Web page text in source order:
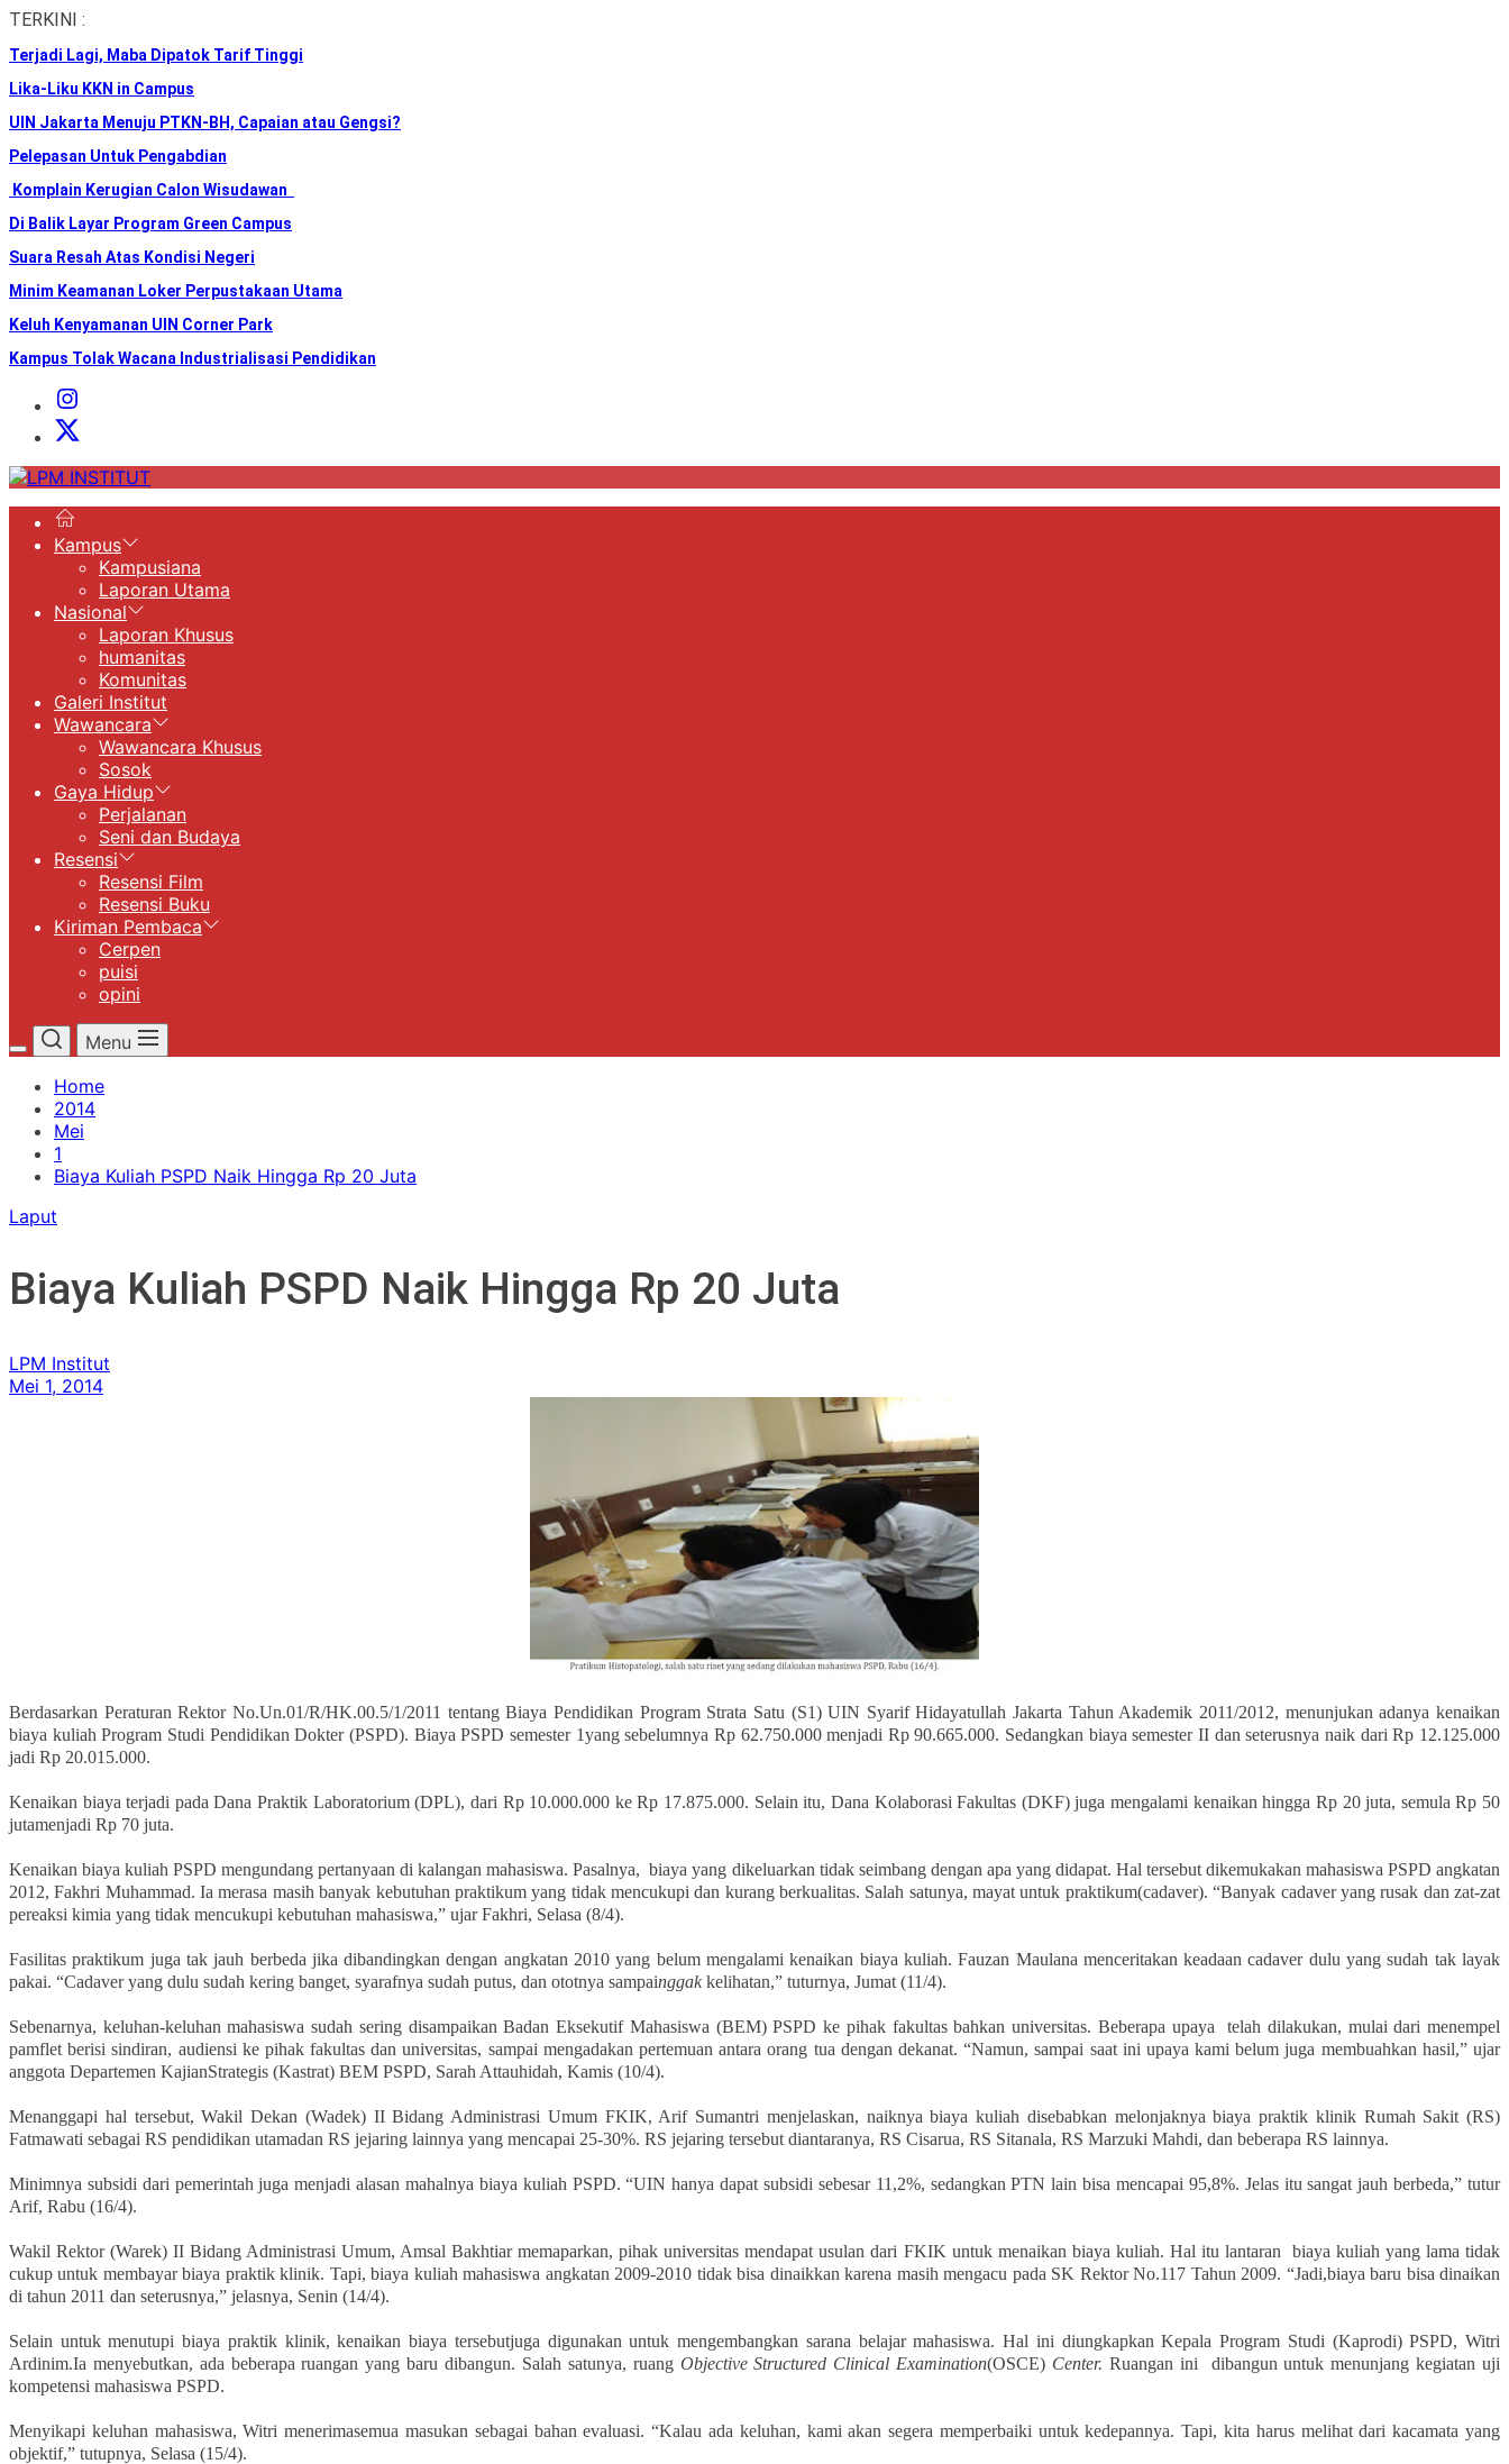
Skip
the
content
TERKINI :
Terjadi Lagi, Maba Dipatok Tarif Tinggi
Lika-Liku KKN in Campus
UIN Jakarta Menuju PTKN-BH, Capaian atau Gengsi?
Pelepasan Untuk Pengabdian
Komplain Kerugian Calon Wisudawan
Di Balik Layar Program Green Campus
Suara Resah Atas Kondisi Negeri
Minim Keamanan Loker Perpustakaan Utama
Keluh Kenyamanan UIN Corner Park
Kampus Tolak Wacana Industrialisasi Pendidikan
Instagram
Institut
X
LPM
Kampus
Kampusiana
Laporan Utama
Nasional
Laporan Khusus
humanitas
Komunitas
Galeri Institut
Wawancara
Wawancara Khusus
Sosok
Gaya Hidup
Perjalanan
Seni dan Budaya
Resensi
Resensi Film
Resensi Buku
Kiriman Pembaca
Cerpen
puisi
opini
Menu
Home
2014
Mei
1
Biaya Kuliah PSPD Naik Hingga Rp 20 Juta
Laput
Biaya Kuliah PSPD Naik Hingga Rp 20 Juta
LPM Institut
Mei 1, 2014
Berdasarkan Peraturan Rektor No.Un.01/R/HK.00.5/1/2011 tentang Biaya Pendidikan Program Strata Satu (S1) UIN Syarif Hidayatullah Jakarta Tahun Akademik 2011/2012, menunjukan adanya kenaikan
biaya kuliah Program Studi Pendidikan Dokter (PSPD). Biaya PSPD semester 1yang sebelumnya Rp 62.750.000 menjadi Rp 90.665.000. Sedangkan biaya semester II dan seterusnya naik dari Rp 12.125.000
jadi Rp 20.015.000.
Kenaikan biaya terjadi pada Dana Praktik Laboratorium (DPL), dari Rp 10.000.000 ke Rp 17.875.000. Selain itu, Dana Kolaborasi Fakultas (DKF) juga mengalami kenaikan hingga Rp 20 juta, semula Rp 50
jutamenjadi Rp 70 juta.
Kenaikan biaya kuliah PSPD mengundang pertanyaan di kalangan mahasiswa. Pasalnya, biaya yang dikeluarkan tidak seimbang dengan apa yang didapat. Hal tersebut dikemukakan mahasiswa PSPD angkatan
2012, Fakhri Muhammad. Ia merasa masih banyak kebutuhan praktikum yang tidak mencukupi dan kurang berkualitas. Salah satunya, mayat untuk praktikum(cadaver). “Banyak cadaver yang rusak dan zat-zat
pereaksi kimia yang tidak mencukupi kebutuhan mahasiswa,” ujar Fakhri, Selasa (8/4).
Fasilitas praktikum juga tak jauh berbeda jika dibandingkan dengan angkatan 2010 yang belum mengalami kenaikan biaya kuliah. Fauzan Maulana menceritakan keadaan cadaver dulu yang sudah tak layak
pakai. “Cadaver yang dulu sudah kering banget, syarafnya sudah putus, dan ototnya sampainggak kelihatan,” tuturnya, Jumat (11/4).
Sebenarnya, keluhan-keluhan mahasiswa sudah sering disampaikan Badan Eksekutif Mahasiswa (BEM) PSPD ke pihak fakultas bahkan universitas. Beberapa upaya telah dilakukan, mulai dari menempel
pamflet berisi sindiran, audiensi ke pihak fakultas dan universitas, sampai mengadakan pertemuan antara orang tua dengan dekanat. “Namun, sampai saat ini upaya kami belum juga membuahkan hasil,” ujar
anggota Departemen KajianStrategis (Kastrat) BEM PSPD, Sarah Attauhidah, Kamis (10/4).
Menanggapi hal tersebut, Wakil Dekan (Wadek) II Bidang Administrasi Umum FKIK, Arif Sumantri menjelaskan, naiknya biaya kuliah disebabkan melonjaknya biaya praktik klinik Rumah Sakit (RS)
Fatmawati sebagai RS pendidikan utamadan RS jejaring lainnya yang mencapai 25-30%. RS jejaring tersebut diantaranya, RS Cisarua, RS Sitanala, RS Marzuki Mahdi, dan beberapa RS lainnya.
Minimnya subsidi dari pemerintah juga menjadi alasan mahalnya biaya kuliah PSPD. “UIN hanya dapat subsidi sebesar 11,2%, sedangkan PTN lain bisa mencapai 95,8%. Jelas itu sangat jauh berbeda,” tutur
Arif, Rabu (16/4).
Wakil Rektor (Warek) II Bidang Administrasi Umum, Amsal Bakhtiar memaparkan, pihak universitas mendapat usulan dari FKIK untuk menaikan biaya kuliah. Hal itu lantaran biaya kuliah yang lama tidak
cukup untuk membayar biaya praktik klinik. Tapi, biaya kuliah mahasiswa angkatan 2009-2010 tidak bisa dinaikkan karena masih mengacu pada SK Rektor No.117 Tahun 2009. “Jadi,biaya baru bisa dinaikan
di tahun 2011 dan seterusnya,” jelasnya, Senin (14/4).
Selain untuk menutupi biaya praktik klinik, kenaikan biaya tersebutjuga digunakan untuk mengembangkan sarana belajar mahasiswa. Hal ini diungkapkan Kepala Program Studi (Kaprodi) PSPD, Witri
Ardinim.Ia menyebutkan, ada beberapa ruangan yang baru dibangun. Salah satunya, ruang Objective Structured Clinical Examination(OSCE) Center. Ruangan ini dibangun untuk menunjang kegiatan uji
kompetensi mahasiswa PSPD.
Menyikapi keluhan mahasiswa, Witri menerimasemua masukan sebagai bahan evaluasi. “Kalau ada keluhan, kami akan segera memperbaiki untuk kedepannya. Tapi, kita harus melihat dari kacamata yang
objektif,” tutupnya, Selasa (15/4).